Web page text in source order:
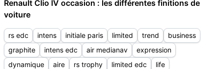
Renault Clio IV occasion : les différentes finitions de
voiture
rs edc intens initiale paris limited trend
business
graphite
intens edc air medianav
expression
dynamique
aire rs trophy limited edc
life